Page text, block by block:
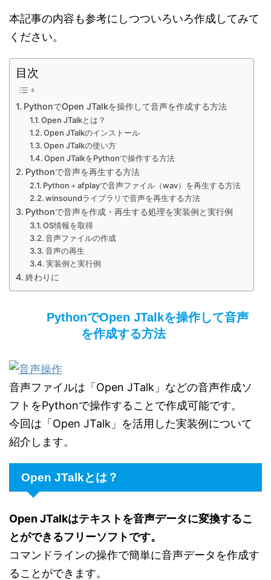
本記事の内容も参考にしつついろいろ作成してみて
ください。
目次
PythonでOpen JTalkを操作して音声を作成する方法
Open JTalkとは？
Open JTalkのインストール
Open JTalkの使い方
Open JTalkをPythonで操作する方法
Pythonで音声を再生する方法
Python＋afplayで音声ファイル（wav）を再生する方法
winsoundライブラリで音声を再生する方法
Pythonで音声を作成・再生する処理を実装例と実行例
OS情報を取得
音声ファイルの作成
音声の再生
実装例と実行例
終わりに
PythonでOpen JTalkを操作して音声
を作成する方法
音声ファイルは「Open JTalk」などの音声作成ソ
フトをPythonで操作することで作成可能です。
今回は「Open JTalk」を活用した実装例について
紹介します。
Open JTalkとは？
Open JTalkはテキストを音声データに変換するこ
とができるフリーソフトです。
コマンドラインの操作で簡単に音声データを作成す
ることができます。